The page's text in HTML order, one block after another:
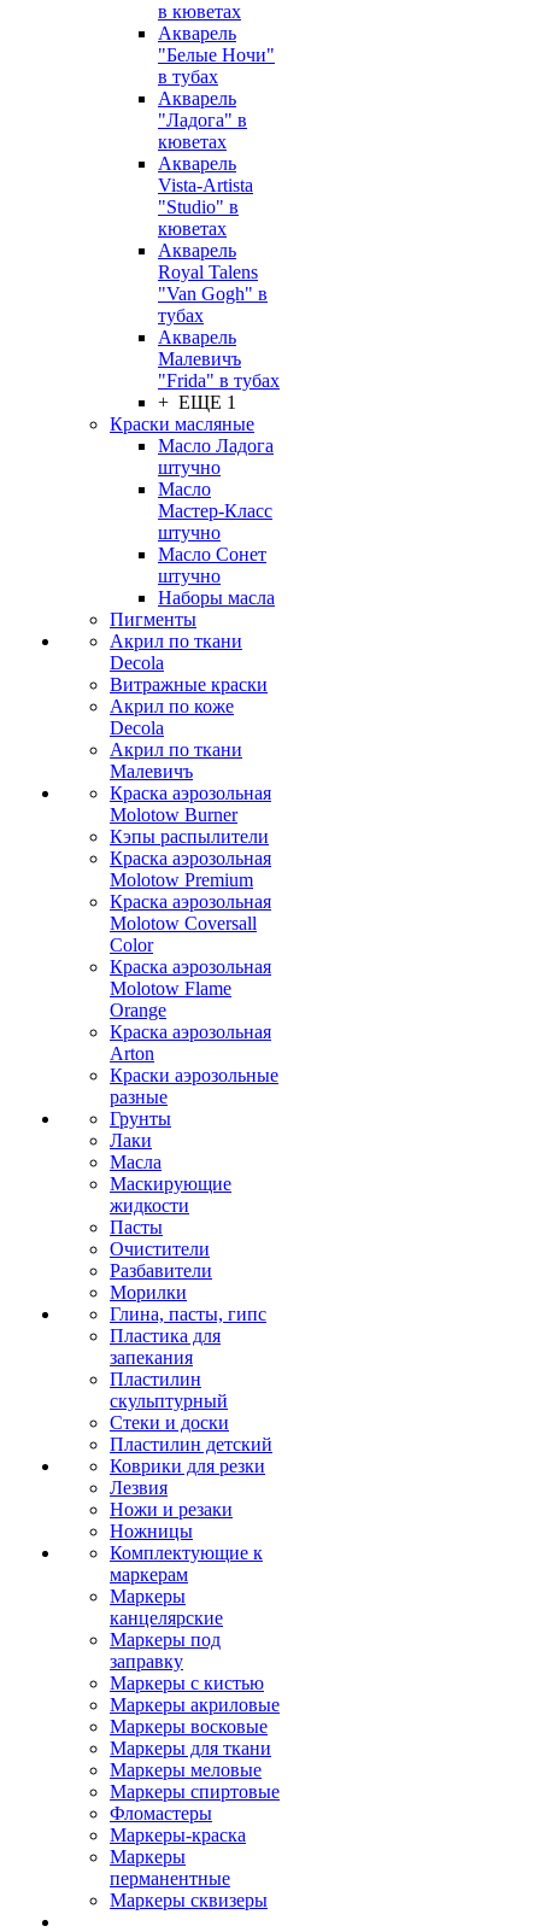
в кюветах
Акварель
"Белые Ночи"
в тубах
Акварель
"Ладога" в
кюветах
Акварель
Vista-Artista
"Studio" в
кюветах
Акварель
Royal Talens
"Van Gogh" в
тубах
Акварель
Малевичъ
"Frida" в тубах
+ ЕЩЕ 1
Краски масляные
Масло Ладога
штучно
Масло
Мастер-Класс
штучно
Масло Сонет
штучно
Наборы масла
Пигменты
Акрил по ткани
Decola
Витражные краски
Акрил по коже
Decola
Акрил по ткани
Малевичъ
Краска аэрозольная
Molotow Burner
Кэпы распылители
Краска аэрозольная
Molotow Premium
Краска аэрозольная
Molotow Coversall
Color
Краска аэрозольная
Molotow Flame
Orange
Краска аэрозольная
Arton
Краски аэрозольные
разные
Грунты
Лаки
Масла
Маскирующие
жидкости
Пасты
Очистители
Разбавители
Морилки
Глина, пасты, гипс
Пластика для
запекания
Пластилин
скульптурный
Стеки и доски
Пластилин детский
Коврики для резки
Лезвия
Ножи и резаки
Ножницы
Комплектующие к
маркерам
Маркеры
канцелярские
Маркеры под
заправку
Маркеры с кистью
Маркеры акриловые
Маркеры восковые
Маркеры для ткани
Маркеры меловые
Маркеры спиртовые
Фломастеры
Маркеры-краска
Маркеры
перманентные
Маркеры сквизеры